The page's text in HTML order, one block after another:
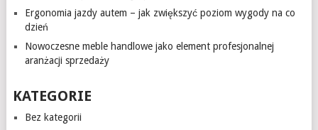
Ergonomia jazdy autem – jak zwiększyć poziom wygody na co
dzień
Nowoczesne meble handlowe jako element profesjonalnej
aranżacji sprzedaży
KATEGORIE
Bez kategorii